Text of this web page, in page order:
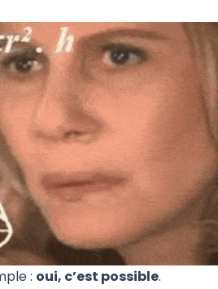
: oui, c’est possible.